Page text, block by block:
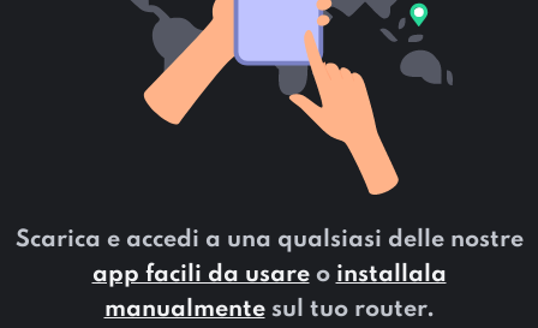
Scarica e accedi a una qualsiasi delle nostre
app facili da usareo installala
manualmentesul tuo router.